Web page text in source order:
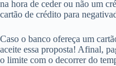
na hora de ceder ou não um
cartão de crédito para
Caso o banco ofereça um
aceite essa proposta! Afinal,
o limite com o decorrer do